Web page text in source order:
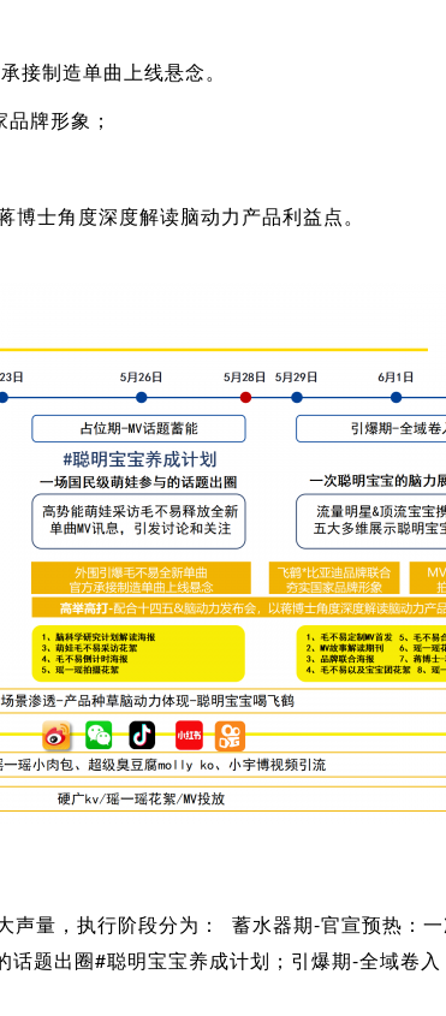
接制造单曲上线悬念。
牌形象；
士角度深度解读脑动力产品利益点。
声量，执行阶段分为： 蓄水器期-官宣预热：
题出圈#聪明宝宝养成计划；引爆期-全域卷入